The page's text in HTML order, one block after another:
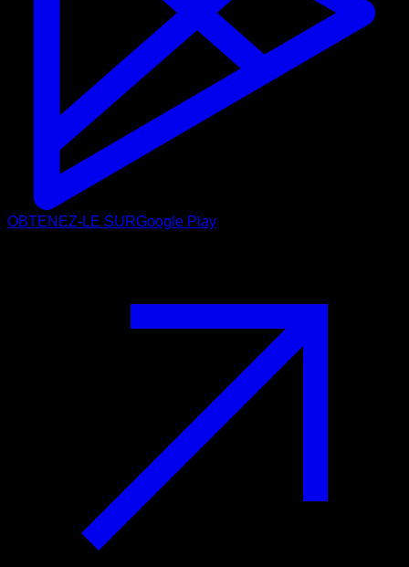
OBTENEZ-LE SURGoogle Play